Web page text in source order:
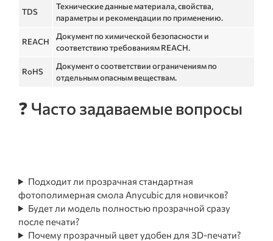
TDS
Технические данные материала, свойства,
параметры и рекомендации по применению.
REACH
Документ по химической безопасности и
соответствию требованиям REACH.
RoHS
Документ о соответствии ограничениям по
отдельным опасным веществам.
❓ Часто задаваемые вопросы
Подходит ли прозрачная стандартная
фотополимерная смола Anycubic для новичков?
Будет ли модель полностью прозрачной сразу
после печати?
Почему прозрачный цвет удобен для 3D-печати?